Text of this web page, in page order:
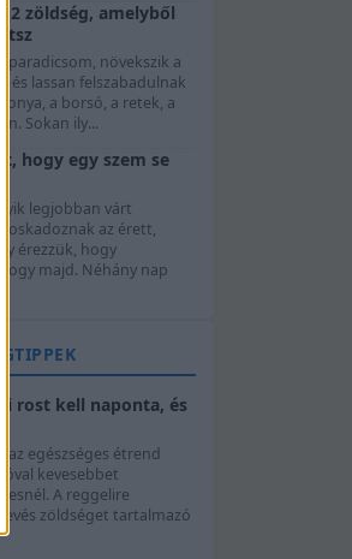
zöldség, amelyből
paradicsom, növekszik a
és lassan felszabadulnak
a borsó, a retek, a
Sokan ily...
hogy egy szem se
legjobban várt
az érett,
érezzük, hogy
majd. Néhány nap
rost kell naponta, és
az egészséges étrend
kevesebbet
A reggelire
zöldséget tartalmazó